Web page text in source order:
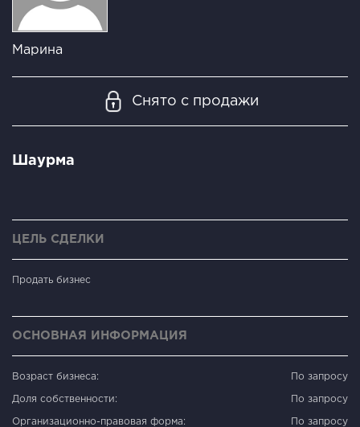
Марина
Снято с продажи
Шаурма
ЦЕЛЬ СДЕЛКИ
Продать бизнес
ОСНОВНАЯ ИНФОРМАЦИЯ
Возраст бизнеса: По запросу
Доля собственности: По запросу
Организационно-правовая форма: По запросу